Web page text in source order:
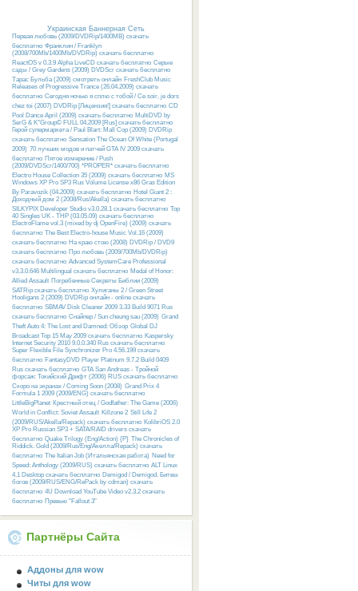
Украинская Баннерная Сеть
Первая любовь (2009/DVDRip/1400MB) скачать
бесплатно Франклин / Franklyn
(2008/700Mb/1400Mb/DVDRip) скачать бесплатно
ReactOS v 0.3.9 Alpha LiveCD скачать бесплатно Серые
сады / Grey Gardens (2009) DVDScr скачать бесплатно
Тарас Бульба (2009) смотреть онлайн FreshClub Music
Releases of Progressive Trance (26.04.2009) скачать
бесплатно Сегодня ночью я сплю с тобой / Ce soir, je dors
chez toi (2007) DVDRip [Лицензия!] скачать бесплатно CD
Pool Dance April (2009) скачать бесплатно MultiDVD by
SerG & K°Group© FULL 04.2009 [Rus] скачать бесплатно
Герой супермаркета / Paul Blart: Mall Cop (2009) DVDRip
скачать бесплатно Sensation The Ocean Of White (Portugal
2009) 70 лучших модов и патчей GTA IV 2009 скачать
бесплатно Пятое измерение / Push
(2009/DVDScr/1400/700) *PROPER* скачать бесплатно
Electro House Collection 35 (2009) скачать бесплатно MS
Windows XP Pro SP3 Rus Volume License x86 Gras Edition
By Paravozik (04.2009) скачать бесплатно Hotel Giant 2 :
Доходный дом 2 (2008/Rus/Akella) скачать бесплатно
SILKYPIX Developer Studio v3.0.28.1 скачать бесплатно Top
40 Singles UK - THP (03.05.09) скачать бесплатно
ElectroFlame vol.3 (mixed by dj OpenFire) (2009) скачать
бесплатно The Best Electro-house Music Vol.16 (2009)
скачать бесплатно На краю стою (2008) DVDRip / DVD9
скачать бесплатно Про любовь (2009/700Mb/DVDRip)
скачать бесплатно Advanced SystemCare Professional
v3.3.0.646 Multilingual скачать бесплатно Medal of Honor:
Allied Assault Погребенные Секреты Библии (2009)
SATRip скачать бесплатно Хулиганы 2 / Green Street
Hooligans 2 (2009) DVDRip онлайн - online скачать
бесплатно SBMAV Disk Cleaner 2009 3.33 Build 9071 Rus
скачать бесплатно Снайпер / Sun cheung sau (2009) Grand
Theft Auto 4: The Lost and Damned: Обзор Global DJ
Broadcast Top 15 May 2009 скачать бесплатно Kaspersky
Internet Security 2010 9.0.0.340 Rus скачать бесплатно
Super Flexible File Synchronizer Pro 4.56.199 скачать
бесплатно FantasyDVD Player Platinum 9.7.2 Build 0409
Rus скачать бесплатно GTA San Andreas - Тройной
форсаж: Токийский Дрифт (2006) RUS скачать бесплатно
Скоро на экранах / Coming Soon (2008) Grand Prix 4
Formula 1 2009 (2009/ENG) скачать бесплатно
LittleBigPlanet Крестный отец / Godfather: The Game (2006)
World in Conflict: Soviet Assault Killzone 2 Still Life 2
(2009/RUS/Akella/Repack) скачать бесплатно KolibriOS 2.0
XP Pro Russian SP3 + SATA/RAID drivers скачать
бесплатно Quake Trilogy (Eng/Action) {P} The Chronicles of
Riddick. Gold (2009/Rus/Eng/Акелла/Repack) скачать
бесплатно The Italian Job (Итальянская работа) Need for
Speed: Anthology (2009/RUS) скачать бесплатно ALT Linux
4.1 Desktop скачать бесплатно Demigod / Demigod. Битвы
богов (2009/RUS/ENG/RePack by cdman) скачать
бесплатно 4U Download YouTube Video v2.3.2 скачать
бесплатно Превью "Fallout 3"
Партнёры Сайта
Аддоны для wow
Читы для wow